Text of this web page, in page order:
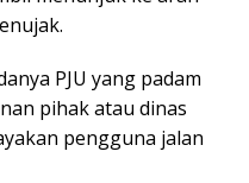
PJU yang padam
pihak atau dinas
pengguna jalan